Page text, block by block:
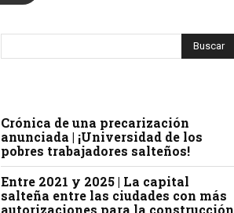
Crónica de una precarización
anunciada | ¡Universidad de los
pobres trabajadores salteños!
Entre 2021 y 2025 | La capital
salteña entre las ciudades con más
autorizaciones para la construcción